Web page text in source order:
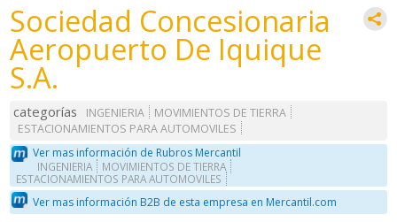
Sociedad Concesionaria
Aeropuerto De Iquique
S.A.
categorías INGENIERIA
MOVIMIENTOS DE TIERRA
ESTACIONAMIENTOS PARA AUTOMOVILES
Ver mas información de Rubros Mercantil
INGENIERIA
MOVIMIENTOS DE TIERRA
ESTACIONAMIENTOS PARA AUTOMOVILES
Ver mas información B2B de esta empresa en Mercantil.com